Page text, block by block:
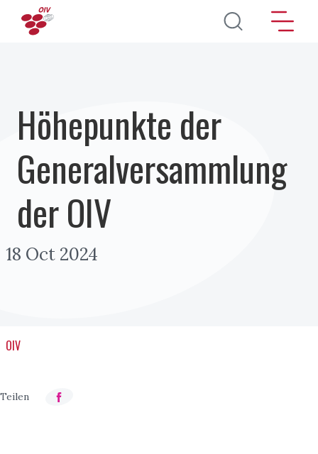
Direkt zum Inhalt
Höhepunkte der
Generalversammlung
der OIV
18 Oct 2024
OIV